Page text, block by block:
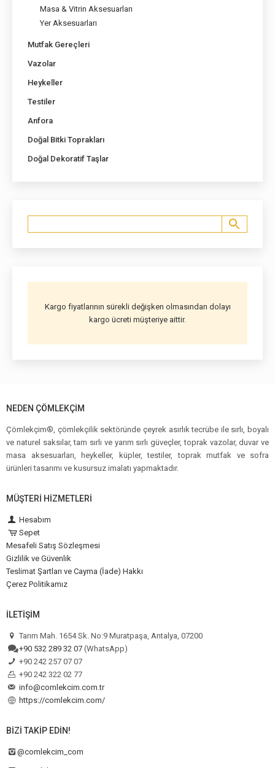
Masa & Vitrin Aksesuarları
Yer Aksesuarları
Mutfak Gereçleri
Vazolar
Heykeller
Testiler
Anfora
Doğal Bitki Toprakları
Doğal Dekoratif Taşlar
Kargo fiyatlarının sürekli değişken olmasından dolayı
kargo ücreti müşteriye aittir.
NEDEN ÇÖMLEKÇIM
Çömlekçim®, çömlekçilik sektöründe çeyrek asırlık tecrübe ile sırlı, boyalı
ve naturel saksılar, tam sırlı ve yarım sırlı güveçler, toprak vazolar, duvar ve
masa aksesuarları, heykeller, küpler, testiler, toprak mutfak ve sofra
ürünleri tasarımı ve kusursuz imalatı yapmaktadır.
MÜŞTERI HIZMETLERI
Hesabım
Sepet
Mesafeli Satış Sözleşmesi
Gizlilik ve Güvenlik
Teslimat Şartları ve Cayma (İade) Hakkı
Çerez Politikamız
İLETIŞIM
Tarım Mah. 1654 Sk. No:9 Muratpaşa, Antalya, 07200
+90 532 289 32 07 (WhatsApp)
+90 242 257 07 07
+90 242 322 02 77
info@comlekcim.com.tr
https://comlekcim.com/
BIZI TAKIP EDIN!
@comlekcim_com